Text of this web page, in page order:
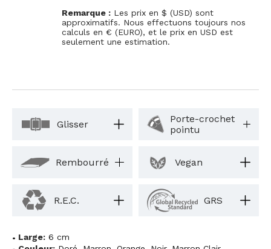
Remarque : Les prix en $ (USD) sont
approximatifs. Nous effectuons toujours nos
calculs en € (EURO), et le prix en USD est
seulement une estimation.
Glisser
Porte-crochet
pointu
Rembourré Vegan
R.E.C. GRS
Large: 6 cm